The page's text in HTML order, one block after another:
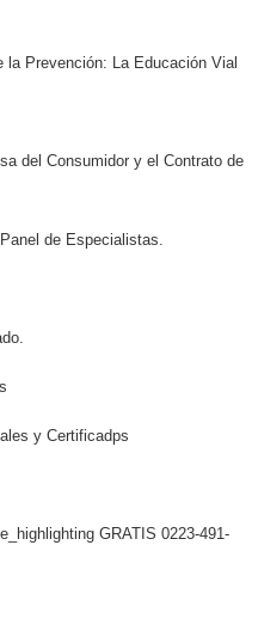
la Prevención: La Educación Vial
del Consumidor y el Contrato de
de Especialistas.
y Certificadps
GRATIS 0223-491-